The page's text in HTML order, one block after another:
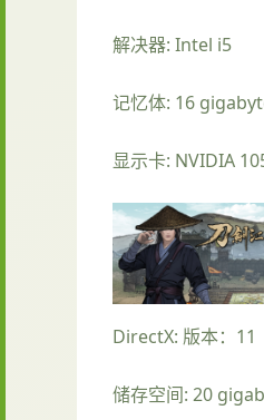
解决器: Intel i5
记忆体: 16
显示卡: NVIDIA
DirectX: 版本：11
储存空间: 20